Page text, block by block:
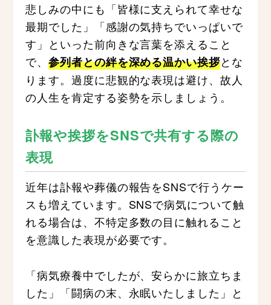
悲しみの中にも「皆様に支えられて幸せな
最期でした」「感謝の気持ちでいっぱいで
す」といった前向きな言葉を添えること
で、参列者との絆を深める温かい挨拶とな
ります。過度に悲観的な表現は避け、故人
の人生を肯定する姿勢を示しましょう。
訃報や挨拶をSNSで共有する際の
表現
近年は訃報や葬儀の報告をSNSで行うケー
スも増えています。SNSで病気について触
れる場合は、不特定多数の目に触れること
を意識した表現が必要です。
「病気療養中でしたが、安らかに旅立ちま
した」「闘病の末、永眠いたしました」と